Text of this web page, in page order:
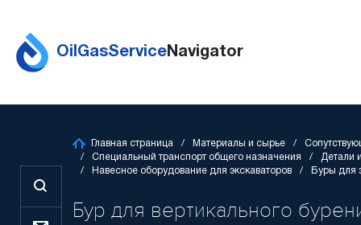
OilGasServiceNavigator
Главная страница Материалы и сырье
Специальный транспорт общего назначения
Детали
Навесное оборудование для экскаваторов
Буры для
Бур для вертикального